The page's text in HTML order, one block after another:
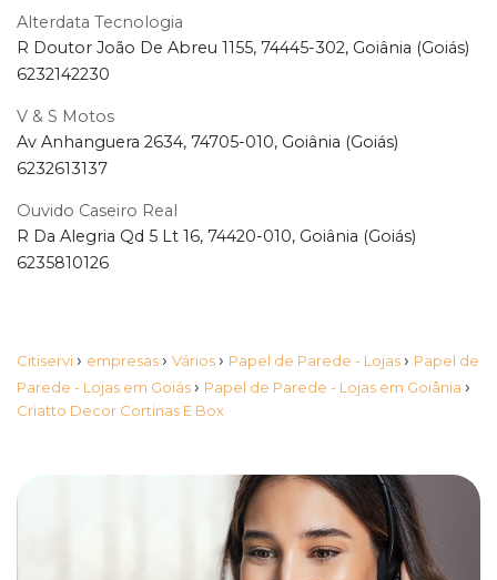
Alterdata Tecnologia
R Doutor João De Abreu 1155, 74445-302, Goiânia (Goiás)
6232142230
V & S Motos
Av Anhanguera 2634, 74705-010, Goiânia (Goiás)
6232613137
Ouvido Caseiro Real
R Da Alegria Qd 5 Lt 16, 74420-010, Goiânia (Goiás)
6235810126
Citiservi › empresas › Vários › Papel de Parede - Lojas › Papel de
Parede - Lojas em Goiás › Papel de Parede - Lojas em Goiânia ›
Criatto Decor Cortinas E Box